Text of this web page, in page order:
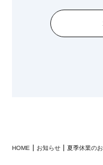
HOME お知らせ 夏季休業の